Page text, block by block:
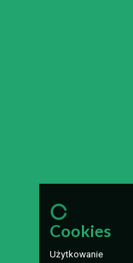
Cookies
Użytkowanie